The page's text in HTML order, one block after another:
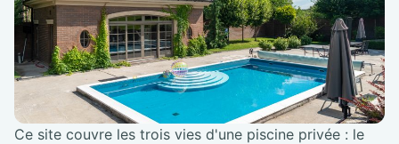
Ce site couvre les trois vies d'une piscine privée : le